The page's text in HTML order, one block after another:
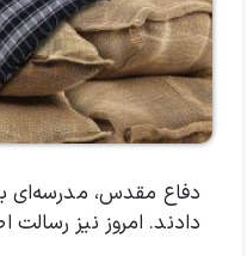
دفاع مقدس، مدرسه‌ای
دادند. امروز نیز